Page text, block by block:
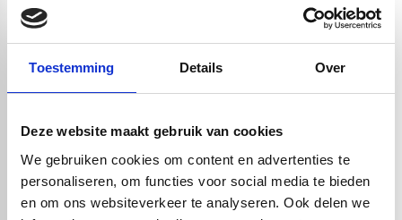
Toestemming Details Over
Deze website maakt gebruik van cookies
We gebruiken cookies om content en advertenties te
personaliseren, om functies voor social media te bieden
en om ons websiteverkeer te analyseren. Ook delen we
Monteer de plaat zonder spanning.
Controleer of de plaat stevig vastzit en kan werken bij
temperatuurverschillen.
Zelf maken is vooral interessant wanneer u een nette
Montage van een windscherm onder een
overkapping
Een windscherm moet stevig bevestigd worden. Dat kan op
verschillende manieren, afhankelijk van uw overkapping en de